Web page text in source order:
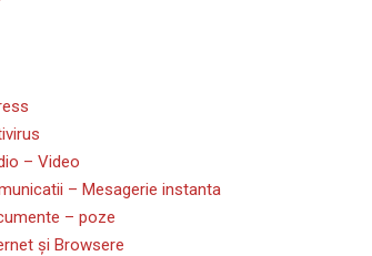
– Video
– Mesagerie instanta
– poze
și Browsere